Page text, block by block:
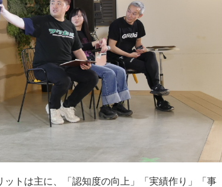
トは主に、「認知度の向上」「実績作り」「事